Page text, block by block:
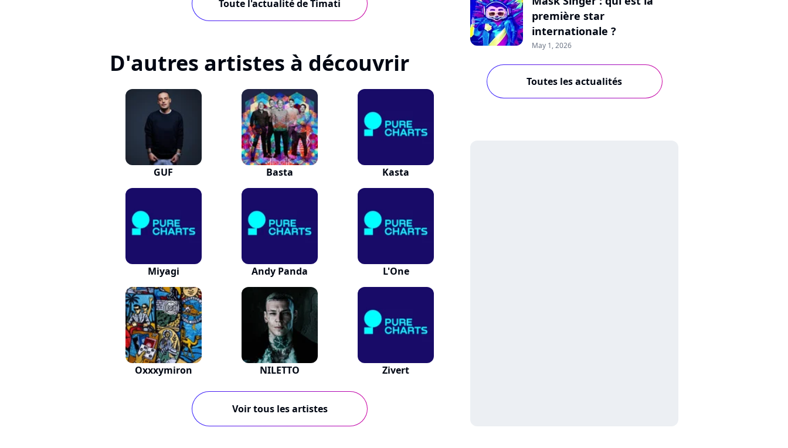
Toute l'actualité de Timati
D'autres artistes à découvrir
GUF Basta Kasta
Miyagi Andy Panda L'One
Oxxxymiron NILETTO Zivert
Voir tous les artistes
première star
internationale ?
May 1, 2026
Toutes les actualités